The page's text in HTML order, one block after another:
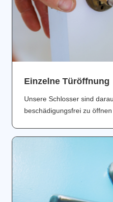
Einzelne Türöffnung
Unsere Schlosser sind
beschädigungsfrei zu öffnen